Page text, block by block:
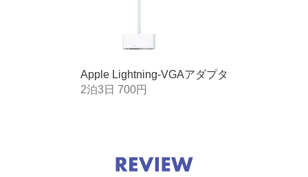
Apple Lightning-VGAアダプタ
2泊3日 700円